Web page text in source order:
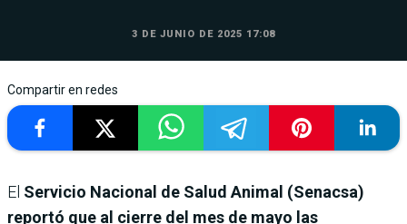
3 DE JUNIO DE 2025 17:08
Compartir en redes
El Servicio Nacional de Salud Animal (Senacsa)
reportó que al cierre del mes de mayo las